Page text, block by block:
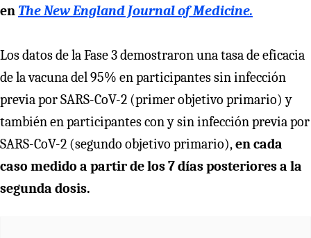
en The New England Journal of Medicine.
Los datos de la Fase 3 demostraron una tasa de eficacia
de la vacuna del 95% en participantes sin infección
previa por SARS-CoV-2 (primer objetivo primario) y
también en participantes con y sin infección previa por
SARS-CoV-2 (segundo objetivo primario), en cada
caso medido a partir de los 7 días posteriores a la
segunda dosis.